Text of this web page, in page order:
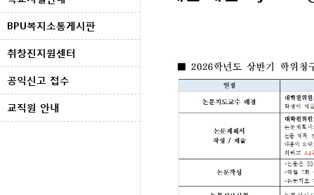
BPU복지소통게시판
취창진지원센터
공익신고 접수
교직원 안내